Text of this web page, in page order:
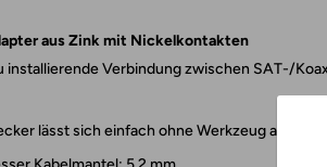
aus Zink mit Nickelkontakten
installierende Verbindung zwischen SAT-/
lässt sich einfach ohne Werkzeug auf ein